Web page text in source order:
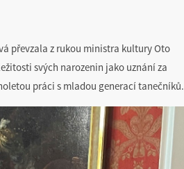
převzala z rukou ministra kultury Oto
svých narozenin jako uznání za
práci s mladou generací tanečníků.